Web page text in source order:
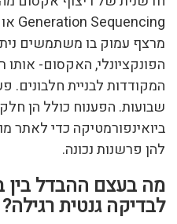
מרצף עמוק בו משתמשים
הפונקציונלי, האקסום-
המקודדות לבניית חלבונים.
שבועות. הפענוח כולל הן
ביואינפורמטיקה כדי לאתר
להן פרשנות נכונה.
מה בעצם ההבדל בין
לבדיקה גנטית רגילה?